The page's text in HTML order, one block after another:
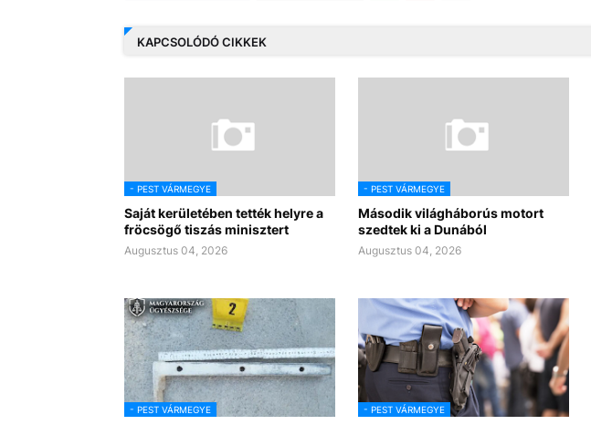
KAPCSOLÓDÓ CIKKEK
- PEST VÁRMEGYE
Saját kerületében tették helyre a
fröcsögő tiszás minisztert
Augusztus 04, 2026
- PEST VÁRMEGYE
Második világháborús motort
szedtek ki a Dunából
Augusztus 04, 2026
- PEST VÁRMEGYE - PEST VÁRMEGYE